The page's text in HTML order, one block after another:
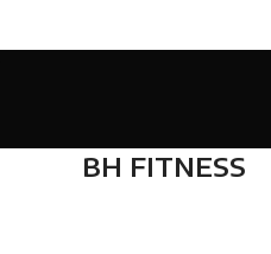
BH FITNESS